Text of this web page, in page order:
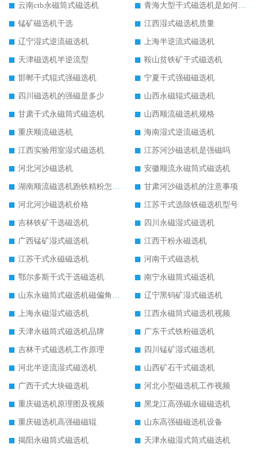
云南ctb永磁筒式磁选机
青海大型干式磁选机是如何选矿的
锰矿磁选机干选
江西湿式磁选机质量
辽宁湿式逆流磁选机
上海半逆流式磁选机
天津磁选机半逆流型
鞍山贫铁矿干式磁选机
邯郸干式辊式强磁选机
宁夏干式强磁磁选机
四川磁选机的强磁是多少
山西永磁辊式磁选机
甘肃干式永磁筒式磁选机
山西顺流磁选机规格
重庆顺流磁选机
海南湿式逆流磁选机
江西实验用室湿式磁选机
江苏河沙磁选机是强磁吗
河北河沙磁选机
安徽顺流永磁筒式磁选机
湖南顺流磁选机跑铁精粉怎么处理
甘肃河沙磁选机的注意事项
河北河沙磁选机价格
江苏干式选除铁磁选机型号
吉林铁矿干选磁选机
四川永磁湿式磁选机
广西锰矿湿式磁选机
江西干粉永磁选机
江苏干式永磁磁选机
河南干式磁选机
鄂尔多斯干式干选磁选机
南宁永磁筒式磁选机
山东永磁筒式磁选机磁偏角怎么调整
辽宁黑钨矿湿式磁选机
上海永磁湿式磁选机
江西永磁筒式磁选机视频
天津永磁筒式磁选机品牌
广东干式铁粉磁选机
吉林干式磁选机工作原理
四川锰矿湿式磁选机
河北半逆流湿式磁选机
山西矿石干式磁选机
广西干式大块磁选机
河北小型磁选机工作视频
重庆磁选机原理图及视频
黑龙江高强磁永磁磁选机
重庆磁选机高强磁磁辊
山东高强磁磁选机设备
揭阳永磁筒式磁选机
天津永磁湿式筒式磁选机